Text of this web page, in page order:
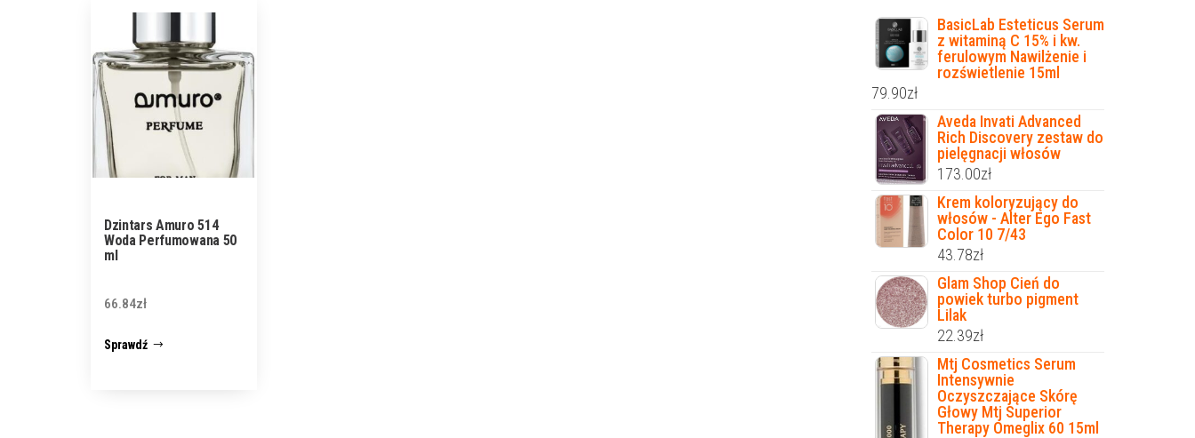
Dzintars Amuro 514
Woda Perfumowana 50
ml
66.84zł
Sprawdź
BasicLab Esteticus Serum
z witaminą C 15% i kw.
ferulowym Nawilżenie i
rozświetlenie 15ml
79.90zł
Aveda Invati Advanced
Rich Discovery zestaw do
pielęgnacji włosów
173.00zł
Krem koloryzujący do
włosów - Alter Ego Fast
Color 10 7/43
43.78zł
Glam Shop Cień do
powiek turbo pigment
Lilak
22.39zł
Mtj Cosmetics Serum
Intensywnie
Oczyszczające Skórę
Głowy Mtj Superior
Therapy Omeglix 60 15ml